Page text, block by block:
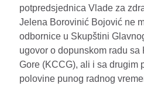
potpredsjednica Vlade za
Jelena Borovinić Bojović ne
odbornice u Skupštini
ugovor o dopunskom radu
Gore (KCCG), ali i sa drugim
polovine punog radnog